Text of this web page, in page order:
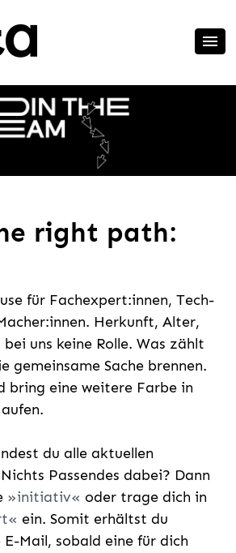
right path:
für Fachexpert:innen, Tech-
Herkunft, Alter,
uns keine Rolle. Was zählt
gemeinsame Sache brennen.
bring eine weitere Farbe in
du alle aktuellen
Passendes dabei? Dann
initiativ
oder trage dich in
ein. Somit erhältst du
Mail, sobald eine für dich